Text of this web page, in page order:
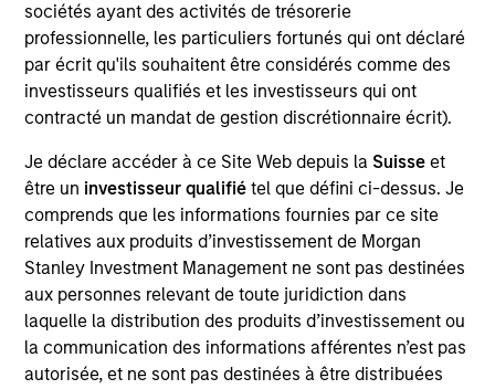
sociétés ayant des activités de trésorerie
professionnelle, les particuliers fortunés qui ont déclaré
par écrit qu'ils souhaitent être considérés comme des
investisseurs qualifiés et les investisseurs qui ont
contracté un mandat de gestion discrétionnaire écrit).
Je déclare accéder à ce Site Web depuis la Suisse et
être un investisseur qualifiétel que défini ci-dessus. Je
comprends que les informations fournies par ce site
relatives aux produits d’investissement de Morgan
Stanley Investment Management ne sont pas destinées
aux personnes relevant de toute juridiction dans
laquelle la distribution des produits d’investissement ou
la communication des informations afférentes n’est pas
autorisée, et ne sont pas destinées à être distribuées
leverage for cost and time savings.
View Site
Investment Team
Press Release
Flip AI Launches to Bring the ‘Holy Grail of
Observability’ to All Enterprises With $6.5
Million in Seed Funding Led by Factory
Nov 08,2023